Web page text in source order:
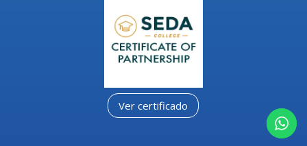
Ver certificado